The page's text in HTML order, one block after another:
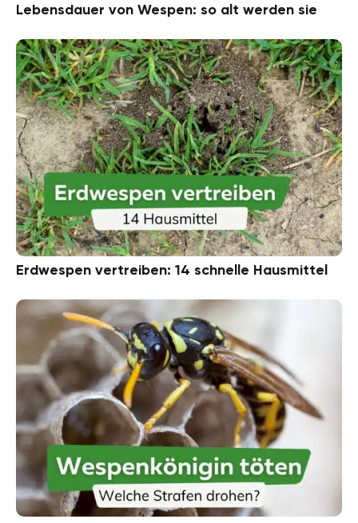
Lebensdauer von Wespen: so alt werden sie
Erdwespen vertreiben: 14 schnelle Hausmittel